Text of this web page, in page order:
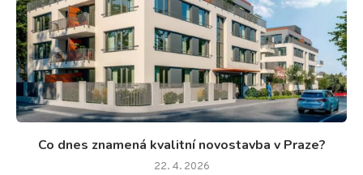
Co dnes znamená kvalitní novostavba v Praze?
22. 4. 2026